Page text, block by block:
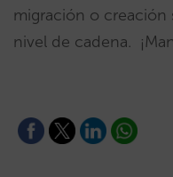
migración o creación
nivel de cadena.